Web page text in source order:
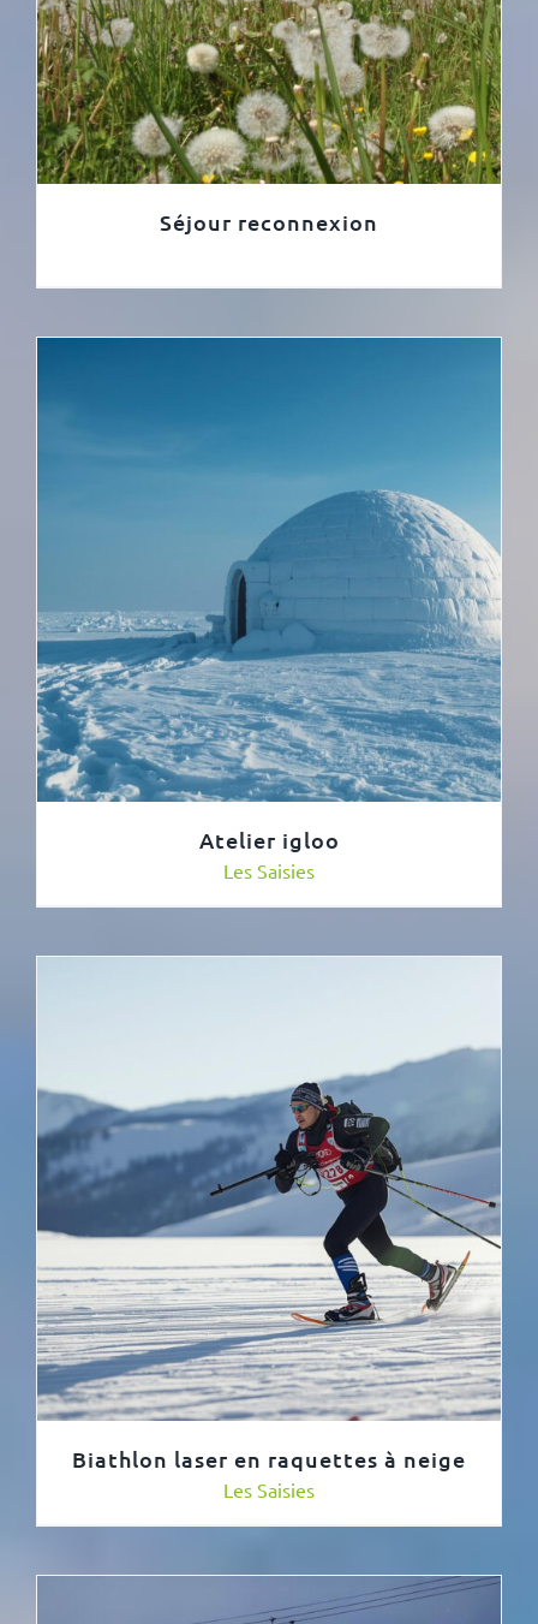
Séjour reconnexion
Atelier igloo
Les Saisies
Biathlon laser en raquettes à neige
Les Saisies